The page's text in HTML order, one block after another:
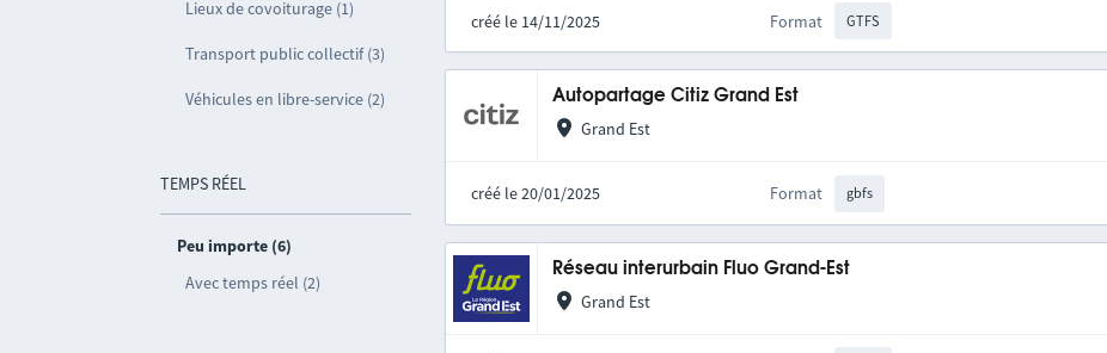
Lieux de covoiturage (1)
Transport public collectif (3)
Véhicules en libre-service (2)
TEMPS RÉEL
Peu importe (6)
Avec temps réel (2)
créé le 14/11/2025 Format GTFS
Autopartage Citiz Grand Est
Grand Est
créé le 20/01/2025 Format gbfs
Réseau interurbain Fluo Grand-Est
Grand Est